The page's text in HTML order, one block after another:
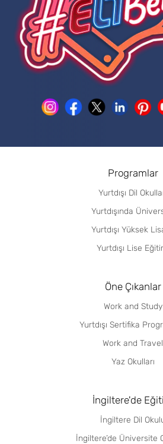
Programlar
Yurtdışı Dil
Yurtdışında
Yurtdışı Yüksek
Yurtdışı Lise
Öne Çıkanlar
Work and Study
Yurtdışı Sertifika
Work and Travel
Yaz Okulları
İngiltere'de
İngiltere Dil
İngiltere’de Üniversite